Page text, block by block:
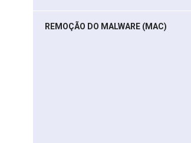
REMOÇÃO DO MALWARE (MAC)